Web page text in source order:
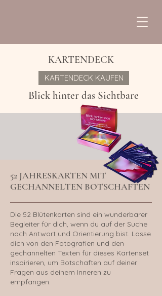
KARTENDECK
KARTENDECK KAUFEN
Blick hinter das Sichtbare
52 JAHRESKARTEN MIT
GECHANNELTEN BOTSCHAFTEN
Die 52 Blütenkarten sind ein wunderbarer
Begleiter für dich, wenn du auf der Suche
nach Antwort und Orientierung bist. Lasse
dich von den Fotografien und den
gechannelten Texten für dieses Kartenset
inspirieren, um Botschaften auf deiner
Fragen aus deinem Inneren zu
empfangen.